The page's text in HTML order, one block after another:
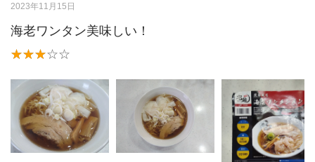
2023年11月15日
海老ワンタン美味しい！